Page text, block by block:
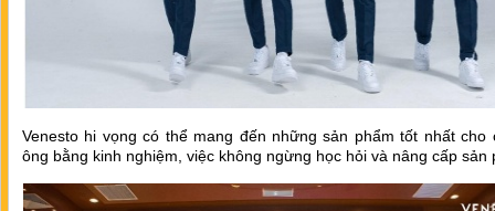
Venesto hi vọng có thể mang đến những sản phẩm tốt nhất cho
ông bằng kinh nghiệm, việc không ngừng học hỏi và nâng cấp